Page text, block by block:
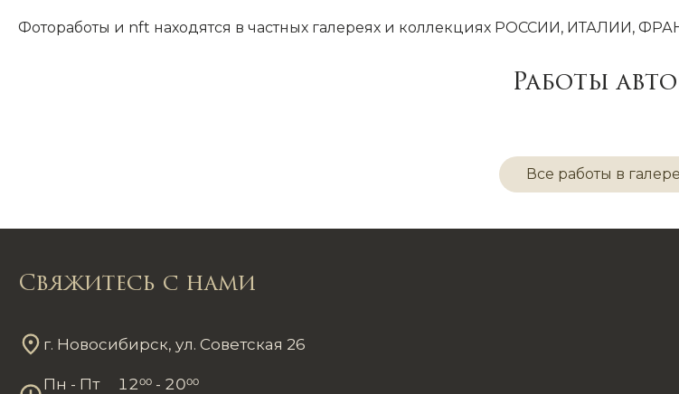
Фотоработы и nft находятся в частных галереях и коллекциях РОССИИ, ИТАЛИИ,
Работы
Все работы в
Свяжитесь с нами
г. Новосибирск, ул. Советская 26
Пн - Пт 1200 - 2000